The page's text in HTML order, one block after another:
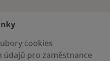
cookies
údajů pro zaměstnance